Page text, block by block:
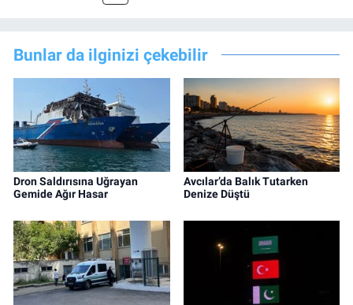
Bunlar da ilginizi çekebilir
Dron Saldırısına Uğrayan
Gemide Ağır Hasar
Avcılar’da Balık Tutarken
Denize Düştü